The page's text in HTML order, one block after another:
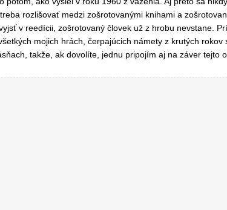
rozlišovať medzi zošrotovanými knihami a
v reedícii, zošrotovaný človek už z hrobu nevstane.
mojich hrách, čerpajúcich námety z krutých rokov
takže, ak dovolíte, jednu pripojím aj na záver tejto